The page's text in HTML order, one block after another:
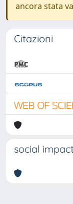
ancora stata
Citazioni
social impact